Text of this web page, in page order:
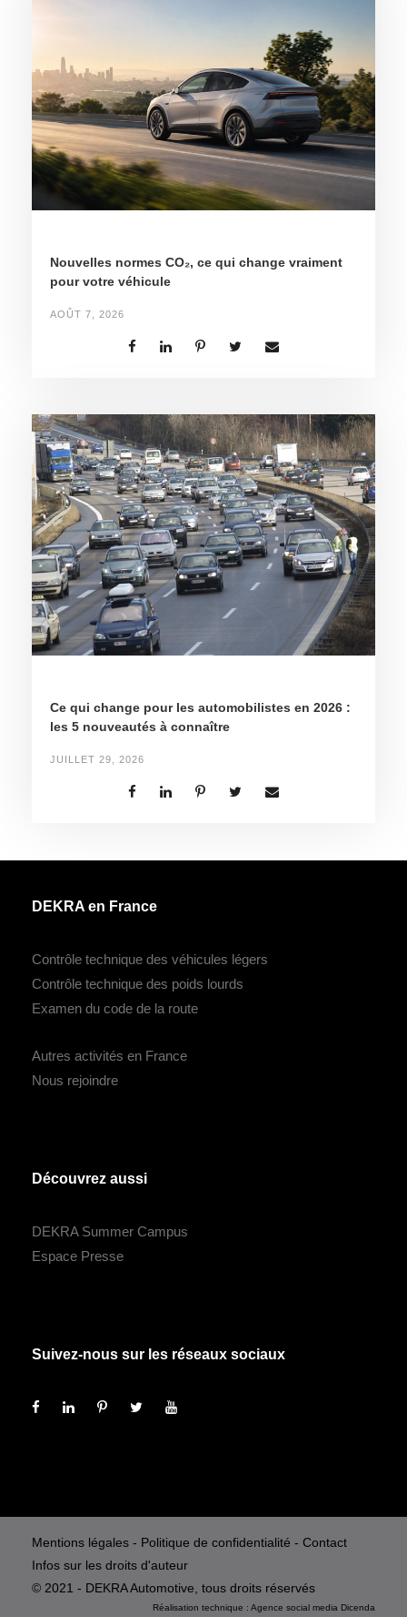
Nouvelles normes CO₂, ce qui change vraiment
pour votre véhicule
AOÛT 7, 2026
Ce qui change pour les automobilistes en 2026 :
les 5 nouveautés à connaître
JUILLET 29, 2026
DEKRA en France
Contrôle technique des véhicules légers
Contrôle technique des poids lourds
Examen du code de la route
Autres activités en France
Nous rejoindre
Découvrez aussi
DEKRA Summer Campus
Espace Presse
Suivez-nous sur les réseaux sociaux
Mentions légales - Politique de confidentialité - Contact
Infos sur les droits d'auteur
© 2021 - DEKRA Automotive, tous droits réservés
Réalisation technique : Agence social media Dicenda